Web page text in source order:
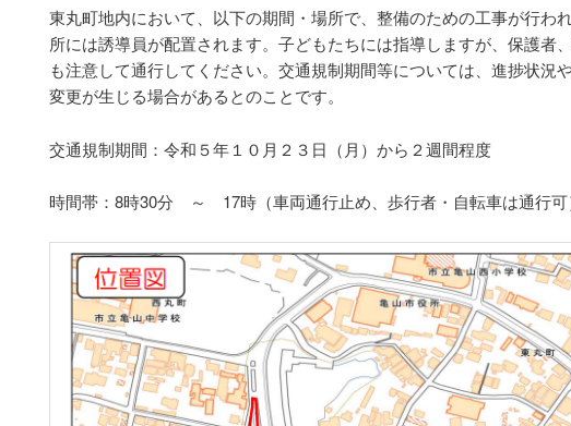
東丸町地内において、以下の期間・場所で、整備のための工事が行わ
所には誘導員が配置されます。子どもたちには指導しますが、保護者
も注意して通行してください。交通規制期間等については、進捗状況
変更が生じる場合があるとのことです。
交通規制期間 ：令和５年１０月２３日（月） から２週間程度
時間帯：8時30分 ～ 17時（車両通行止め、歩行者・自転車は通行可